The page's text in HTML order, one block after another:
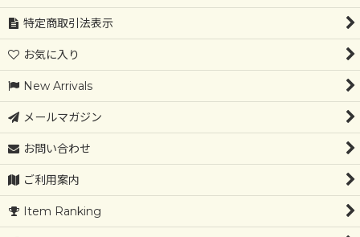
特定商取引法表示
お気に入り
New Arrivals
メールマガジン
お問い合わせ
ご利用案内
Item Ranking